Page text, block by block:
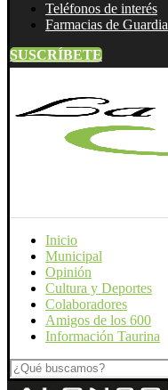
Teléfonos de interés
Farmacias de Guardia
SUSCRÍBETE
Inicio
Municipal
Opinión
Cultura y Deportes
Colaboradores
Amigos de los 600
Información Taurina